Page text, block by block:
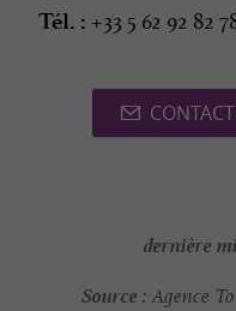
Tél. : +33 5 62 92 82
dernière
Source :Agence